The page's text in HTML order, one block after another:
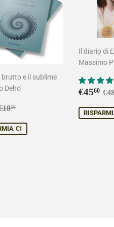
brutto e il sublime
Deho'
di listino
50
€1
Il diario di
Massimo
Prezzo
€4560